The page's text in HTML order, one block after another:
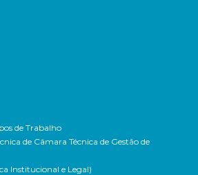
de Trabalho
de Câmara Técnica de Gestão de
Institucional e Legal)